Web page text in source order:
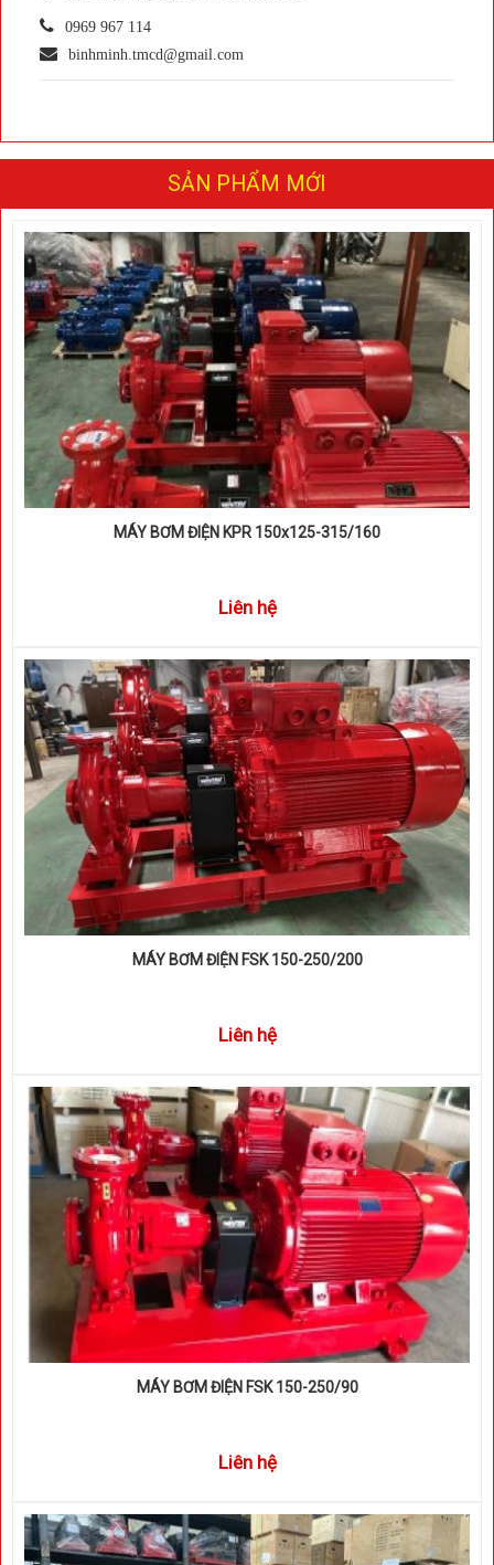
0969 967 114
binhminh.tmcd@gmail.com
SẢN PHẨM MỚI
MÁY BƠM ĐIỆN KPR 150x125-315/160
Liên hệ
MÁY BƠM ĐIỆN FSK 150-250/200
Liên hệ
MÁY BƠM ĐIỆN FSK 150-250/90
Liên hệ